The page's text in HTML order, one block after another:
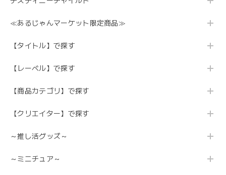
≪あるじゃんマーケット限定商品≫
【タイトル】で探す
【レーベル】で探す
【商品カテゴリ】で探す
【クリエイター】で探す
～推し活グッズ～
～ミニチュア～